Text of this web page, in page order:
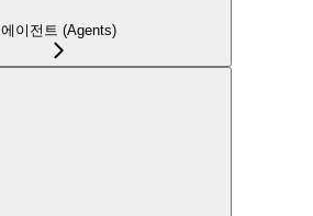
에이전트 (Agents)